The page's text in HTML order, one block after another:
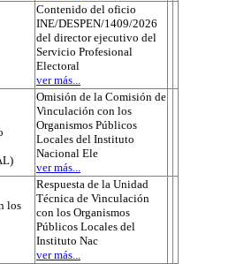
Contenido del oficio
INE/DESPEN/1409/2026
del director ejecutivo del
Servicio Profesional
Electoral
ver más...
Omisión de la Comisión de
Vinculación con los
Organismos Públicos
Locales del Instituto
Nacional Ele
ver más...
los
Respuesta de la Unidad
Técnica de Vinculación
con los Organismos
Públicos Locales del
Instituto Nac
ver más...